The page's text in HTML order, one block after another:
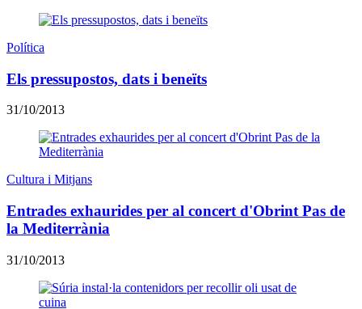
Política
Els pressupostos, dats i beneïts
31/10/2013
Cultura i Mitjans
Entrades exhaurides per al concert d'Obrint Pas de
la Mediterrània
31/10/2013